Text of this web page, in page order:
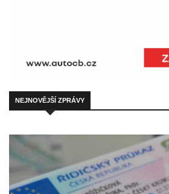
NEJNOVĚJŠÍ ZPRÁVY